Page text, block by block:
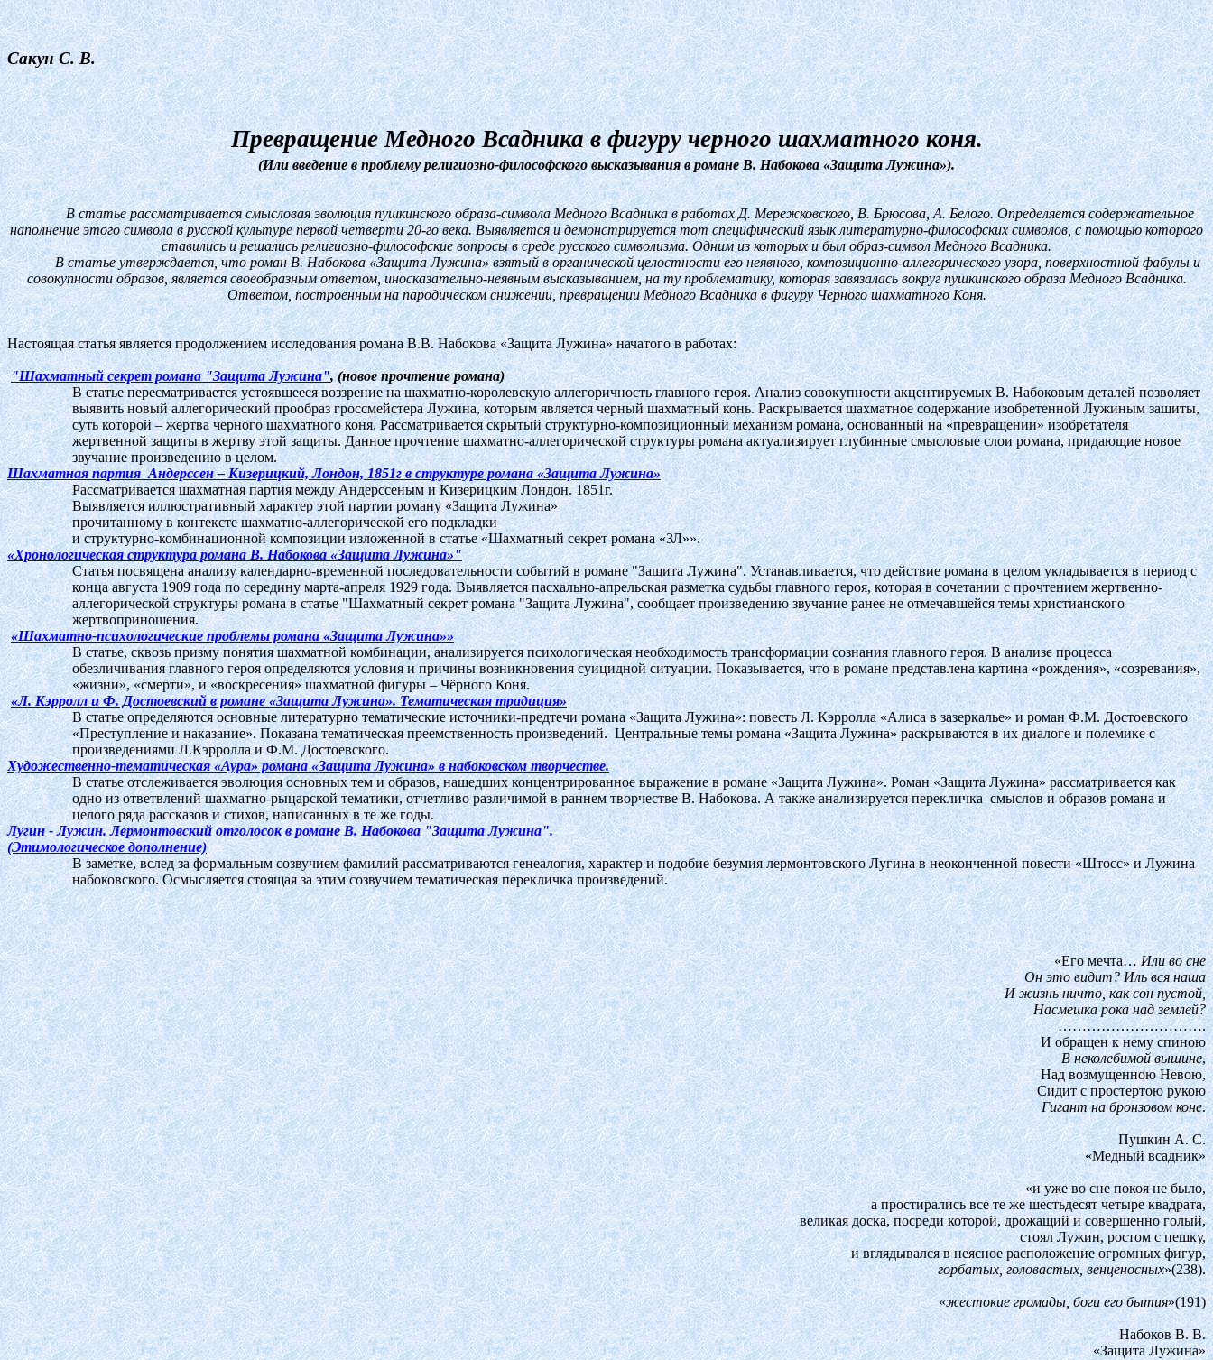
Сакун С. В.
Превращение Медного Всадника в фигуру черного шахматного коня.
(Или введение в проблему религиозно-философского высказывания в романе В. Набокова «Защита Лужина»).
В статье рассматривается смысловая эволюция пушкинского образа-символа Медного Всадника в работах Д. Мережковского, В. Брюсова, А. Белого. Определяется содержательное
наполнение этого символа в русской культуре первой четверти 20-го века. Выявляется и демонстрируется тот специфический язык литературно-философских символов, с помощью которого
ставились и решались религиозно-философские вопросы в среде русского символизма. Одним из которых и был образ-символ Медного Всадника.
В статье утверждается, что роман В. Набокова «Защита Лужина» взятый в органической целостности его неявного, композиционно-аллегорического узора, поверхностной фабулы и
совокупности образов, является своеобразным ответом, иносказательно-неявным высказыванием, на ту проблематику, которая завязалась вокруг пушкинского образа Медного Всадника.
Ответом, построенным на пародическом снижении, превращении Медного Всадника в фигуру Черного шахматного Коня.
Настоящая статья является продолжением исследования романа В.В. Набокова «Защита Лужина» начатого в работах:
"Шахматный секрет романа "Защита Лужина", (новое прочтение романа)
В статье пересматривается устоявшееся воззрение на шахматно-королевскую аллегоричность главного героя. Анализ совокупности акцентируемых В. Набоковым деталей позволяет
выявить новый аллегорический прообраз гроссмейстера Лужина, которым является черный шахматный конь. Раскрывается шахматное содержание изобретенной Лужиным защиты,
суть которой – жертва черного шахматного коня. Рассматривается скрытый структурно-композиционный механизм романа, основанный на «превращении» изобретателя
жертвенной защиты в жертву этой защиты. Данное прочтение шахматно-аллегорической структуры романа актуализирует глубинные смысловые слои романа, придающие новое
звучание произведению в целом.
Шахматная партия Андерссен – Кизерицкий, Лондон, 1851г в структуре романа «Защита Лужина»
Рассматривается шахматная партия между Андерссеным и Кизерицким Лондон. 1851г.
Выявляется иллюстративный характер этой партии роману «Защита Лужина»
прочитанному в контексте шахматно-аллегорической его подкладки
и структурно-комбинационной композиции изложенной в статье «Шахматный секрет романа «ЗЛ»».
«Хронологическая структура романа В. Набокова «Защита Лужина»"
Статья посвящена анализу календарно-временной последовательности событий в романе "Защита Лужина". Устанавливается, что действие романа в целом укладывается в период с
конца августа 1909 года по середину марта-апреля 1929 года. Выявляется пасхально-апрельская разметка судьбы главного героя, которая в сочетании с прочтением жертвенно-
аллегорической структуры романа в статье "Шахматный секрет романа "Защита Лужина", сообщает произведению звучание ранее не отмечавшейся темы христианского
жертвоприношения.
«Шахматно-психологические проблемы романа «Защита Лужина»»
В статье, сквозь призму понятия шахматной комбинации, анализируется психологическая необходимость трансформации сознания главного героя. В анализе процесса
обезличивания главного героя определяются условия и причины возникновения суицидной ситуации. Показывается, что в романе представлена картина «рождения», «созревания»,
«жизни», «смерти», и «воскресения» шахматной фигуры – Чёрного Коня.
«Л. Кэрролл и Ф. Достоевский в романе «Защита Лужина». Тематическая традиция»
В статье определяются основные литературно тематические источники-предтечи романа «Защита Лужина»: повесть Л. Кэрролла «Алиса в зазеркалье» и роман Ф.М. Достоевского
«Преступление и наказание». Показана тематическая преемственность произведений. Центральные темы романа «Защита Лужина» раскрываются в их диалоге и полемике с
произведениями Л.Кэрролла и Ф.М. Достоевского.
Художественно-тематическая «Аура» романа «Защита Лужина» в набоковском творчестве.
В статье отслеживается эволюция основных тем и образов, нашедших концентрированное выражение в романе «Защита Лужина». Роман «Защита Лужина» рассматривается как
одно из ответвлений шахматно-рыцарской тематики, отчетливо различимой в раннем творчестве В. Набокова. А также анализируется перекличка смыслов и образов романа и
целого ряда рассказов и стихов, написанных в те же годы.
Лугин - Лужин. Лермонтовский отголосок в романе В. Набокова "Защита Лужина".
(Этимологическое дополнение)
В заметке, вслед за формальным созвучием фамилий рассматриваются генеалогия, характер и подобие безумия лермонтовского Лугина в неоконченной повести «Штосс» и Лужина
набоковского. Осмысляется стоящая за этим созвучием тематическая перекличка произведений.
«Его мечта… Или во сне
Он это видит? Иль вся наша
И жизнь ничто, как сон пустой,
Насмешка рока над землей?
………………………….
И обращен к нему спиною
В неколебимой вышине,
Над возмущенною Невою,
Сидит с простертою рукою
Гигант на бронзовом коне.
Пушкин А. С.
«Медный всадник»
«и уже во сне покоя не было,
а простирались все те же шестьдесят четыре квадрата,
великая доска, посреди которой, дрожащий и совершенно голый,
стоял Лужин, ростом с пешку,
и вглядывался в неясное расположение огромных фигур,
горбатых, головастых, венценосных»(238).
«жестокие громады, боги его бытия»(191)
Набоков В. В.
«Защита Лужина»